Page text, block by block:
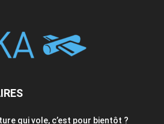
qui vole, c’est pour bientôt ?